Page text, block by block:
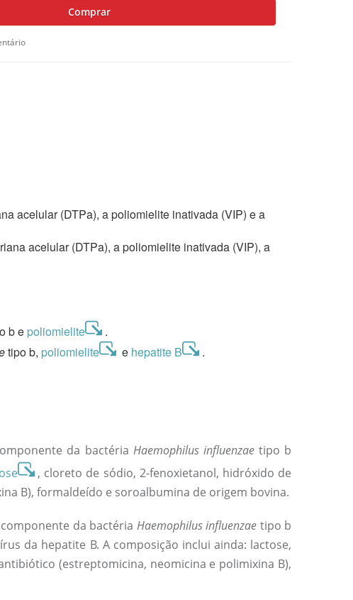
Comprar
acelular (DTPa), a poliomielite inativada (VIP) e a
acelular (DTPa), a poliomielite inativada (VIP), a
b e poliomielite
.
tipo b, poliomielite e hepatite B .
da bactéria Haemophilus influenzaetipo b
, cloreto de sódio, 2-fenoxietanol, hidróxido de
B), formaldeído e soroalbumina de origem bovina.
da bactéria Haemophilus influenzae tipo b
da hepatite B. A composição inclui ainda: lactose,
(estreptomicina, neomicina e polimixina B),